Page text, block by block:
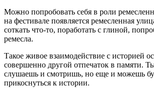
Можно попробовать себя в роли
на фестивале появляется ремесленная
соткать что-то, поработать с глиной,
ремесла.
Такое живое взаимодействие с историей
совершенно другой отпечаток в памяти.
слушаешь и смотришь, но еще и можешь
прикоснуться к истории.